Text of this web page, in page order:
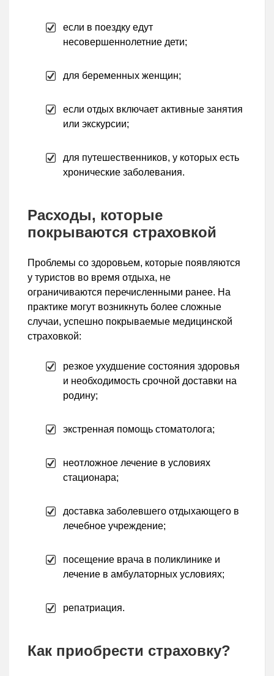
если в поездку едут
несовершеннолетние дети;
для беременных женщин;
если отдых включает активные занятия
или экскурсии;
для путешественников, у которых есть
хронические заболевания.
Расходы, которые
покрываются страховкой
Проблемы со здоровьем, которые появляются
у туристов во время отдыха, не
ограничиваются перечисленными ранее. На
практике могут возникнуть более сложные
случаи, успешно покрываемые медицинской
страховкой:
резкое ухудшение состояния здоровья
и необходимость срочной доставки на
родину;
экстренная помощь стоматолога;
неотложное лечение в условиях
стационара;
доставка заболевшего отдыхающего в
лечебное учреждение;
посещение врача в поликлинике и
лечение в амбулаторных условиях;
репатриация.
Как приобрести страховку?